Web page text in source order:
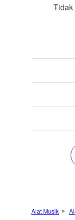
Tidak
Alat Musik